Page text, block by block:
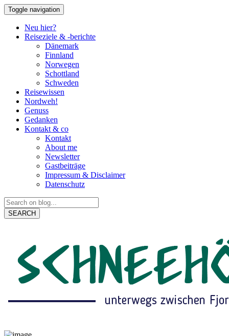
Toggle navigation
Neu hier?
Reiseziele & -berichte
Dänemark
Finnland
Norwegen
Schottland
Schweden
Reisewissen
Nordweh!
Genuss
Gedanken
Kontakt & co
Kontakt
About me
Newsletter
Gastbeiträge
Impressum & Disclaimer
Datenschutz
SEARCH